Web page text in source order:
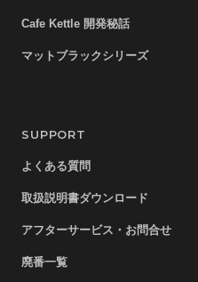
Cafe Kettle 開発秘話
マットブラックシリーズ
SUPPORT
よくある質問
取扱説明書ダウンロード
アフターサービス・お問合せ
廃番一覧